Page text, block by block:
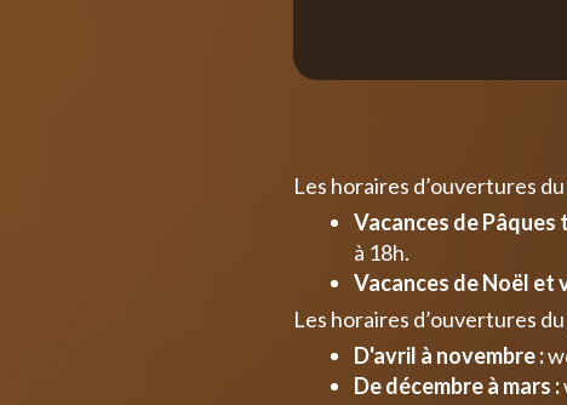
Les horaires d’ouvertures
Vacances de
à 18h.
Vacances de Noël et
Les horaires d’ouvertures
D'avril à novembre :
De décembre à mars :